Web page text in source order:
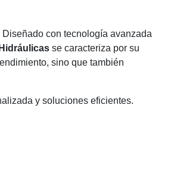
con tecnología avanzada
se caracteriza por su
sino que también
y soluciones eficientes.